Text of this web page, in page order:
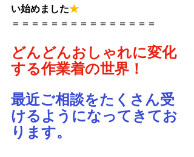
い始めました★
＝＝＝＝＝＝＝＝＝＝＝＝＝＝＝
どんどんおしゃれに変化
する作業着の世界！
最近ご相談をたくさん受
けるようになってきてお
ります。